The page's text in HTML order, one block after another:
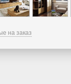
на заказ